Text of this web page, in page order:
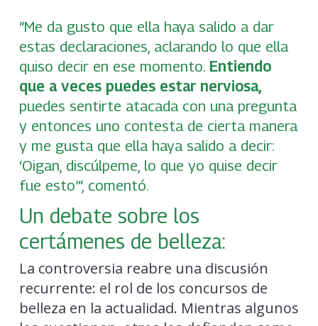
“Me da gusto que ella haya salido a dar
estas declaraciones, aclarando lo que ella
quiso decir en ese momento. Entiendo
que a veces puedes estar nerviosa,
puedes sentirte atacada con una pregunta
y entonces uno contesta de cierta manera
y me gusta que ella haya salido a decir:
‘Oigan, discúlpeme, lo que yo quise decir
fue esto’“, comentó.
Un debate sobre los
certámenes de belleza:
La controversia reabre una discusión
recurrente: el rol de los concursos de
belleza en la actualidad. Mientras algunos